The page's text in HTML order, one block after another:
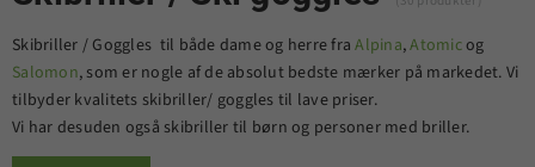
Skibriller / Goggles til både dame og herre fraAlpina,Atomicog
Salomon, som er nogle af de absolut bedste mærker på markedet. Vi
tilbyder kvalitets skibriller/ goggles til lave priser.
Vi har desuden også skibriller til børn og personer med briller.